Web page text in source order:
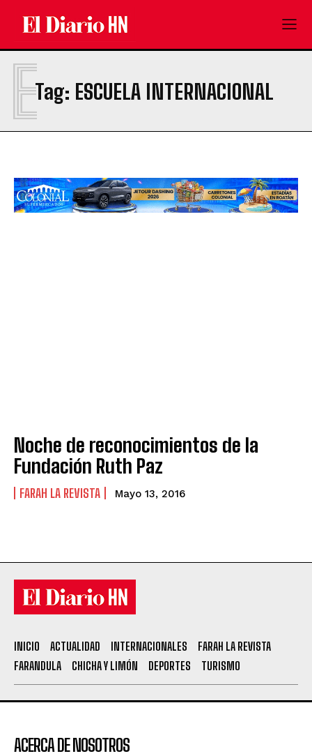
Tag: ESCUELA INTERNACIONAL
E
Noche de reconocimientos de la
Fundación Ruth Paz
FARAH LA REVISTA Mayo 13, 2016
INICIO ACTUALIDAD INTERNACIONALES
FARAH LA REVISTA
FARANDULA
CHICHA Y LIMÓN DEPORTES TURISMO
ACERCA DE NOSOTROS